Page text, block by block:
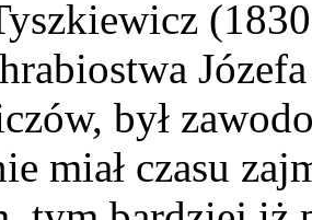
był
miał czasu